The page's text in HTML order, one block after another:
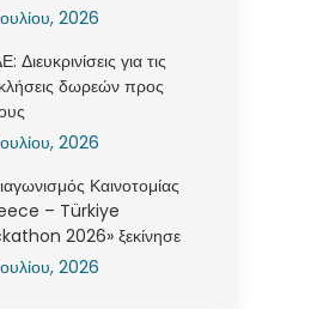
2026
Διευκρινίσεις για τις
δωρεών προς
2026
Καινοτομίας
– Türkiye
2026» ξεκίνησε
2026